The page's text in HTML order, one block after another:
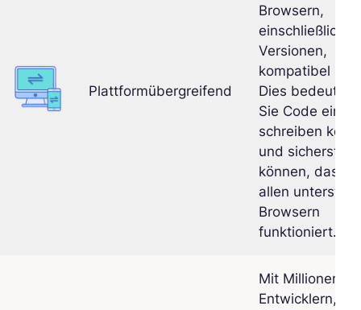
Plattformübergreifend
Browsern,
einschließlich
Versionen,
kompatibel zu
Dies bedeutet,
Sie Code
schreiben
und
können, dass
allen
Browsern
funktioniert.
Mit Millionen
Entwicklern, die